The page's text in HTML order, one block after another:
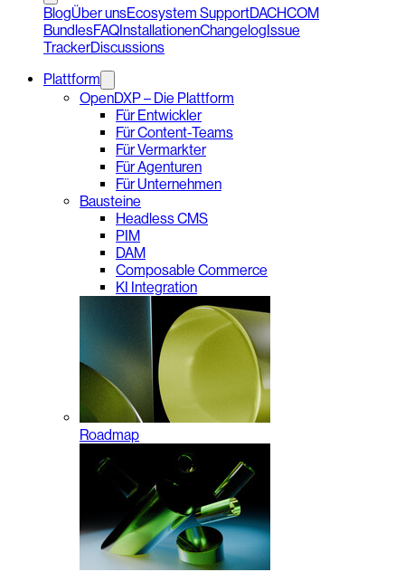
BlogÜber unsEcosystem SupportDACHCOM
BundlesFAQInstallationenChangelogIssue
TrackerDiscussions
Plattform
OpenDXP – Die Plattform
Für Entwickler
Für Content-Teams
Für Vermarkter
Für Agenturen
Für Unternehmen
Bausteine
Headless CMS
PIM
DAM
Composable Commerce
KI Integration
Roadmap